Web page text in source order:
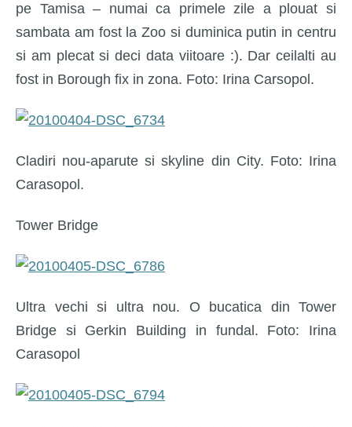
pe Tamisa – numai ca primele zile a plouat si
sambata am fost la Zoo si duminica putin in centru
si am plecat si deci data viitoare :). Dar ceilalti au
fost in Borough fix in zona. Foto: Irina Carsopol.
Cladiri nou-aparute si skyline din City. Foto: Irina
Carasopol.
Tower Bridge
Ultra vechi si ultra nou. O bucatica din Tower
Bridge si Gerkin Building in fundal. Foto: Irina
Carasopol